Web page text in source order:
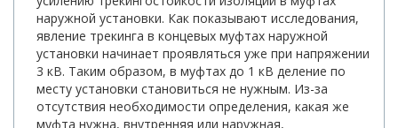
наружной установки. Как показывают исследования,
явление трекинга в концевых муфтах наружной
установки начинает проявляться уже при напряжении
3 кВ. Таким образом, в муфтах до 1 кВ деление по
месту установки становиться не нужным. Из-за
отсутствия необходимости определения, какая же
муфта нужна, внутренняя или наружная,